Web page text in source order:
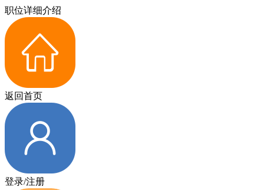
职位详细介绍
返回首页
登录/注册